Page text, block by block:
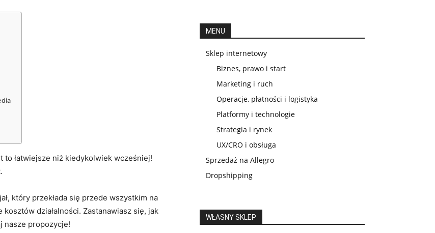
to łatwiejsze niż kiedykolwiek wcześniej!
który przekłada się przede wszystkim na
działalności. Zastanawiasz się, jak
nasze propozycje!
MENU
Sklep internetowy
Biznes, prawo i start
Marketing i ruch
Operacje, płatności i logistyka
Platformy i technologie
Strategia i rynek
UX/CRO i obsługa
Sprzedaż na Allegro
Dropshipping
WŁASNY SKLEP